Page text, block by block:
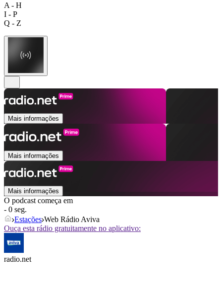
A - H
I - P
Q - Z
Mais informações
Mais informações
Mais informações
O podcast começa em
- 0 seg.
Estações Web Rádio Aviva
Ouça esta rádio gratuitamente no aplicativo:
radio.net